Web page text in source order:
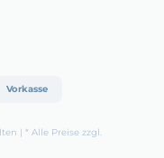
Vorkasse
| * Alle Preise zzgl.